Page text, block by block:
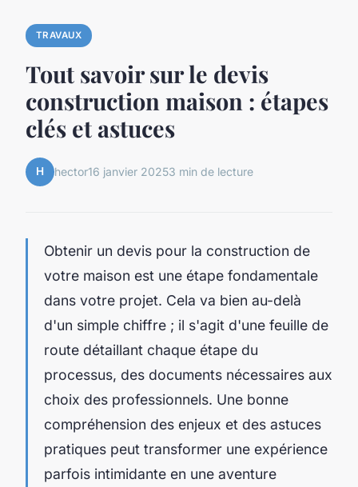
TRAVAUX
Tout savoir sur le devis
construction maison : étapes
clés et astuces
H hector16 janvier 20253 min de lecture
Obtenir un devis pour la construction de
votre maison est une étape fondamentale
dans votre projet. Cela va bien au-delà
d'un simple chiffre ; il s'agit d'une feuille de
route détaillant chaque étape du
processus, des documents nécessaires aux
choix des professionnels. Une bonne
compréhension des enjeux et des astuces
pratiques peut transformer une expérience
parfois intimidante en une aventure